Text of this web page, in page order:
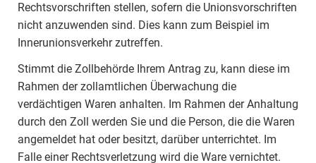
Rechtsvorschriften stellen, sofern die Unionsvorschriften
nicht anzuwenden sind. Dies kann zum Beispiel im
Innerunionsverkehr zutreffen.
Stimmt die Zollbehörde Ihrem Antrag zu, kann diese im
Rahmen der zollamtlichen Überwachung die
verdächtigen Waren anhalten. Im Rahmen der Anhaltung
durch den Zoll werden Sie und die Person, die die Waren
angemeldet hat oder besitzt, darüber unterrichtet. Im
Falle einer Rechtsverletzung wird die Ware vernichtet.